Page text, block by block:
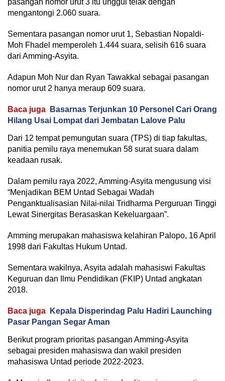
pasangan nomor urut 3 itu unggul telak dengan
mengantongi 2.060 suara.
Sementara pasangan nomor urut 1, Sebastian Nopaldi-
Moh Fhadel memperoleh 1.444 suara, selisih 616 suara
dari Amming-Asyita.
Adapun Moh Nur dan Ryan Tawakkal sebagai pasangan
nomor urut 2 hanya meraup 609 suara.
Baca juga
Basarnas Terjunkan 10 Personel Cari Orang
Hilang Usai Lompat dari Jembatan Lalove Palu
Dari 12 tempat pemungutan suara (TPS) di tiap fakultas,
panitia pemilu raya menemukan 58 surat suara dalam
keadaan rusak.
Dalam pemilu raya 2022, Amming-Asyita mengusung visi
“Menjadikan BEM Untad Sebagai Wadah
Penganktualisasian Nilai-nilai Tridharma Perguruan Tinggi
Lewat Sinergitas Berasaskan Kekeluargaan”.
Amming merupakan mahasiswa kelahiran Palopo, 16 April
1998 dari Fakultas Hukum Untad.
Sementara wakilnya, Asyita adalah mahasiswi Fakultas
Keguruan dan Ilmu Pendidikan (FKIP) Untad angkatan
2018.
Baca juga
Kepala Disperindag Palu Hadiri Launching
Pasar Pangan Segar Aman
Berikut program prioritas pasangan Amming-Asyita
sebagai presiden mahasiswa dan wakil presiden
mahasiswa Untad periode 2022-2023.